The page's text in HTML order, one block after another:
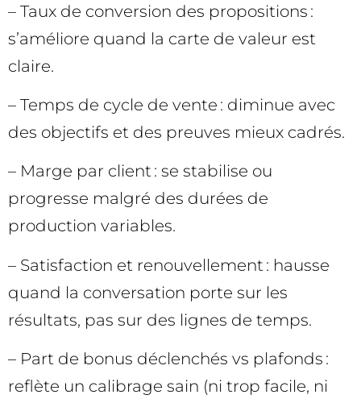
– Taux de conversion des propositions :
s’améliore quand la carte de valeur est
claire.
– Temps de cycle de vente : diminue avec
des objectifs et des preuves mieux cadrés.
– Marge par client : se stabilise ou
progresse malgré des durées de
production variables.
– Satisfaction et renouvellement : hausse
quand la conversation porte sur les
résultats, pas sur des lignes de temps.
– Part de bonus déclenchés vs plafonds :
reflète un calibrage sain (ni trop facile, ni